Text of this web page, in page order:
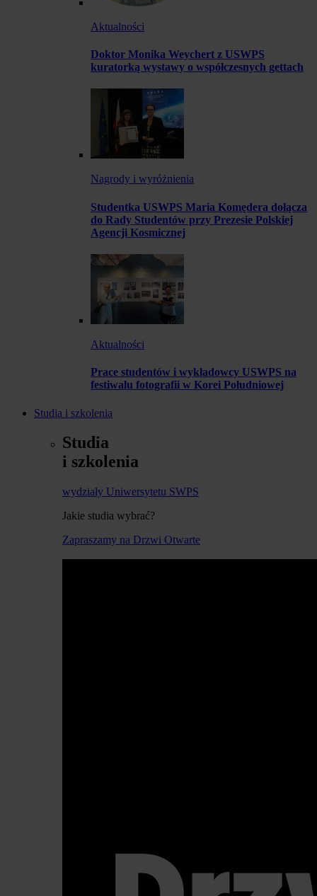
Aktualności
Doktor Monika Weychert z USWPS
kuratorką wystawy o współczesnych gettach
Nagrody i wyróżnienia
Studentka USWPS Maria Komędera dołącza
do Rady Studentów przy Prezesie Polskiej
Agencji Kosmicznej
Aktualności
Prace studentów i wykładowcy USWPS na
festiwalu fotografii w Korei Południowej
Studia i szkolenia
Studia
i szkolenia
wydziały Uniwersytetu SWPS
Jakie studia wybrać?
Zapraszamy na Drzwi Otwarte